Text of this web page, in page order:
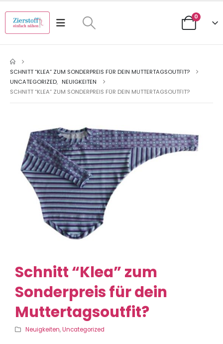
0
SCHNITT “KLEA” ZUM SONDERPREIS FÜR DEIN MUTTERTAGSOUTFIT?
UNCATEGORIZED, NEUIGKEITEN
SCHNITT “KLEA” ZUM SONDERPREIS FÜR DEIN MUTTERTAGSOUTFIT?
Schnitt “Klea” zum
Sonderpreis für dein
Muttertagsoutfit?
Neuigkeiten,Uncategorized